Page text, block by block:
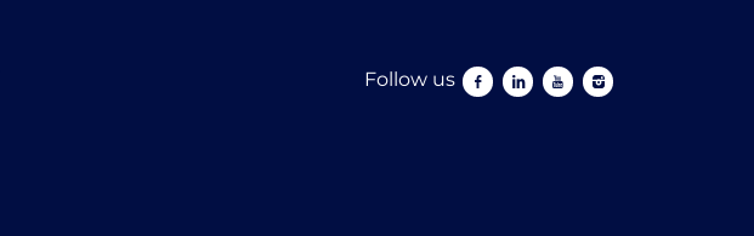
Follow us Follow us facebook
Follow us linkedin
Follow us youtube
Follow us instagram